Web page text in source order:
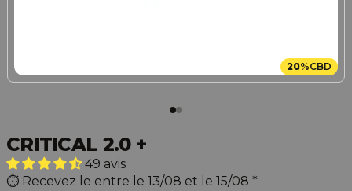
20%CBD
CRITICAL 2.0 +
49 avis
Recevez le entre le 13/08 et le 15/08 *